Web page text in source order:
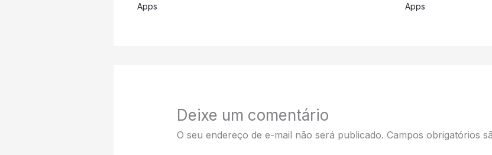
Apps Apps
Deixe um comentário
O seu endereço de e-mail não será publicado. Campos obrigatórios